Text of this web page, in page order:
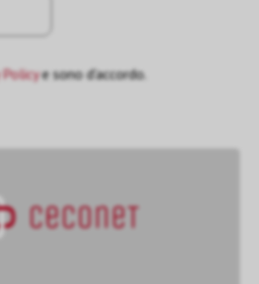
e sono d'accordo.